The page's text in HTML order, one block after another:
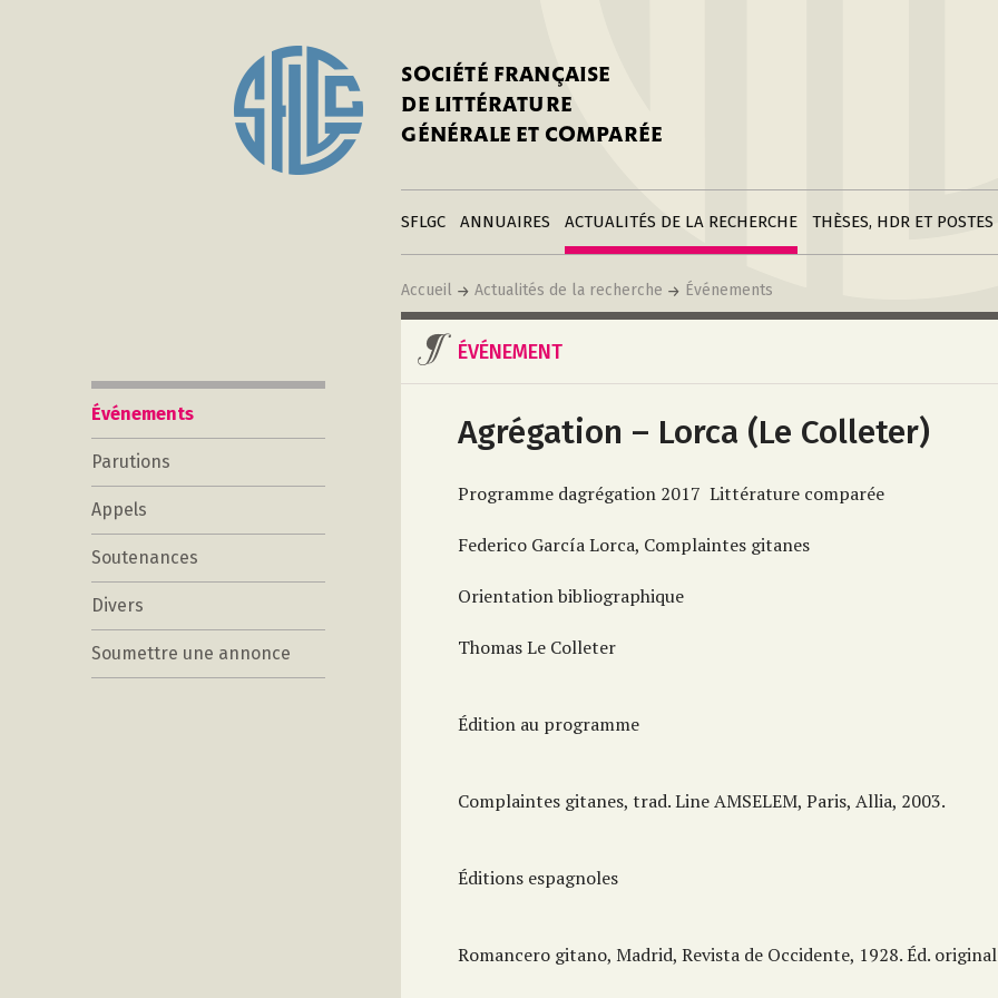
SOCIÉTÉ FRANÇAISE
DE LITTÉRATURE
GÉNÉRALE ET COMPARÉE
SFLGC
Adhérer à la SFLGC
Publier sur ce site
LiensANNUAIRES
Créer une fiche
annuaire
Modifier sa fiche
annuaire
Créer une fiche
institutionACTUALITÉS DE LA RECHERCHE
Divers
Soumettre une
annonce
THÈSES, HDR ET POSTES
Postes
Accueil Actualités de la recherche Événements
Événements
Parutions
Appels
Soutenances
Divers
Soumettre une annonce
ÉVÉNEMENT
Agrégation – Lorca (Le Colleter)
Programme dagrégation 2017  Littérature comparée
Federico García Lorca, Complaintes gitanes
Orientation bibliographique
Thomas Le Colleter
Édition au programme
Complaintes gitanes, trad. Line AMSELEM, Paris, Allia, 2003.
Éditions espagnoles
Romancero gitano, Madrid, Revista de Occidente, 1928. Éd.